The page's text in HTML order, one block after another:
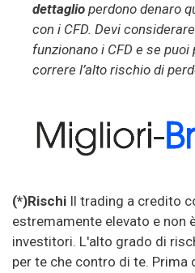
dettaglio perdono denaro
con i CFD. Devi
funzionano i CFD e se
correre l’alto rischio di
(*)Rischi Il trading a credito
estremamente elevato e non
investitori. L'alto grado di
per te che contro di te. Prima